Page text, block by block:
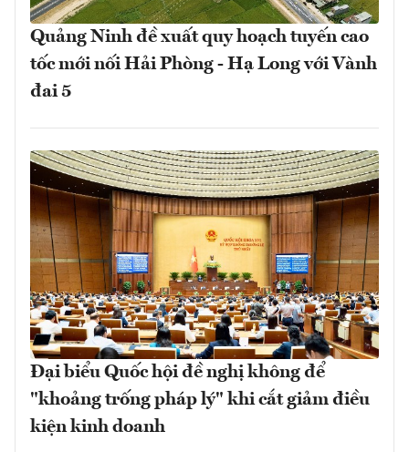
Quảng Ninh đề xuất quy hoạch tuyến cao
tốc mới nối Hải Phòng - Hạ Long với Vành
đai 5
Đại biểu Quốc hội đề nghị không để
"khoảng trống pháp lý" khi cắt giảm điều
kiện kinh doanh